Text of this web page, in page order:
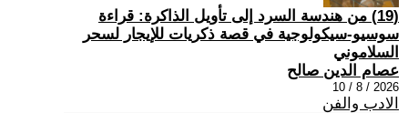
(19) من هندسة السرد إلى تأويل الذاكرة: قراءة
سوسيو-سيكولوجية في قصة ذكريات للإيجار لسحر
السلاموني
عصام الدين صالح
2026 / 8 / 10
الادب والفن